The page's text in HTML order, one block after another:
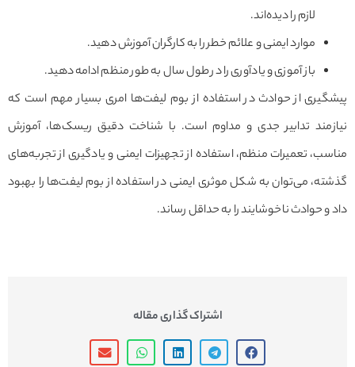
لازم را دیده‌اند.
موارد ایمنی و علائم خطر را به کارگران آموزش دهید.
باز آموزی و یادآوری را در طول سال به طور منظم ادامه دهید.
از حوادث در استفاده از بوم لیفت‌ها امری بسیار مهم است که
تدابیر جدی و مداوم است. با شناخت دقیق ریسک‌ها، آموزش
تعمیرات منظم، استفاده از تجهیزات ایمنی و یادگیری از تجربه‌های
می‌توان به شکل موثری ایمنی در استفاده از بوم لیفت‌ها را بهبود
حوادث ناخوشایند را به حداقل رساند.
اشتراک گذاری مقاله